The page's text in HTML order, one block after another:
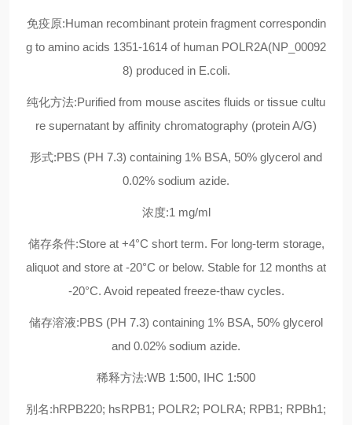
免疫原:Human recombinant protein fragment correspondin
g to amino acids 1351-1614 of human POLR2A(NP_00092
8) produced in E.coli.
纯化方法:Purified from mouse ascites fluids or tissue cultu
re supernatant by affinity chromatography (protein A/G)
形式:PBS (PH 7.3) containing 1% BSA, 50% glycerol and
0.02% sodium azide.
浓度:1 mg/ml
储存条件:Store at +4°C short term. For long-term storage,
aliquot and store at -20°C or below. Stable for 12 months at
-20°C. Avoid repeated freeze-thaw cycles.
储存溶液:PBS (PH 7.3) containing 1% BSA, 50% glycerol
and 0.02% sodium azide.
稀释方法:WB 1:500, IHC 1:500
别名:hRPB220; hsRPB1; POLR2; POLRA; RPB1; RPBh1;